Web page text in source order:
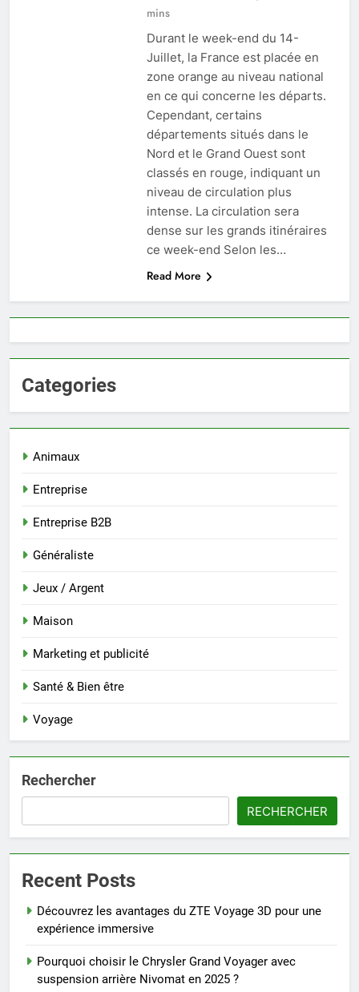
mins
Durant le week-end du 14-
Juillet, la France est placée en
zone orange au niveau national
en ce qui concerne les départs.
Cependant, certains
départements situés dans le
Nord et le Grand Ouest sont
classés en rouge, indiquant un
niveau de circulation plus
intense. La circulation sera
dense sur les grands itinéraires
ce week-end Selon les…
Read More
Categories
Animaux
Entreprise
Entreprise B2B
Généraliste
Jeux / Argent
Maison
Marketing et publicité
Santé & Bien être
Voyage
Rechercher
RECHERCHER
Recent Posts
Découvrez les avantages du ZTE Voyage 3D pour une
expérience immersive
Pourquoi choisir le Chrysler Grand Voyager avec
suspension arrière Nivomat en 2025 ?